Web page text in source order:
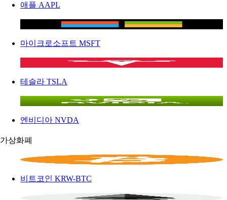
애플 AAPL
마이크로소프트 MSFT
테슬라 TSLA
엔비디아 NVDA
가상화폐
비트코인 KRW-BTC